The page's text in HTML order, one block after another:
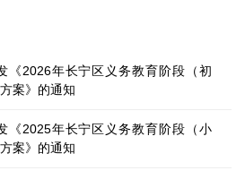
《2026年长宁区义务教育阶段（初
案》的通知
《2025年长宁区义务教育阶段（小
案》的通知